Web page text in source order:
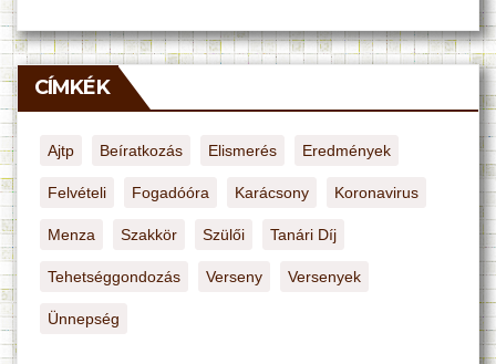
CÍMKÉK
Ajtp Beíratkozás Elismerés Eredmények
Felvételi Fogadóóra Karácsony Koronavirus
Menza Szakkör Szülői Tanári Díj
Tehetséggondozás Verseny Versenyek
Ünnepség